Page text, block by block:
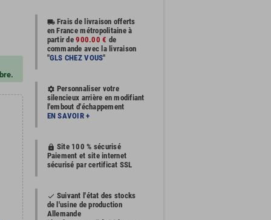
local_shippingFrais de livraison offerts
en France métropolitaine à
partir de900.00 € de
commande avec la livraison
"GLS CHEZ VOUS"
settings Personnaliser votre
silencieux arrière en modifiant
l'embout d'échappement
EN SAVOIR +
https Site 100 % sécurisé
Paiement et site internet
sécurisé par certificat SSL
done Suivant l'état des stocks
de l'usine de production
Allemande